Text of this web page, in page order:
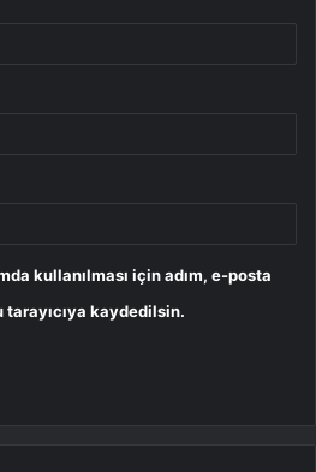
kullanılması için adım, e-posta
kaydedilsin.